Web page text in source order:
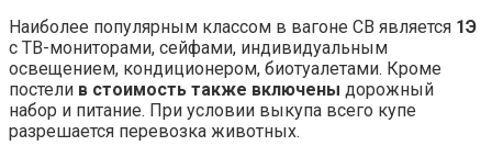
Наиболее популярным классом в вагоне СВ является 1Э
с ТВ-мониторами, сейфами, индивидуальным
освещением, кондиционером, биотуалетами. Кроме
постели в стоимость также включены дорожный
набор и питание. При условии выкупа всего купе
разрешается перевозка животных.